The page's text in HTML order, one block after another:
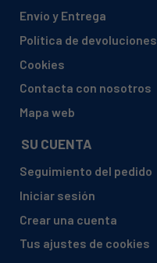
Envío y Entrega
Política de devoluciones
Cookies
Contacta con nosotros
Mapa web
SU CUENTA
Seguimiento del pedido
Iniciar sesión
Crear una cuenta
Tus ajustes de cookies